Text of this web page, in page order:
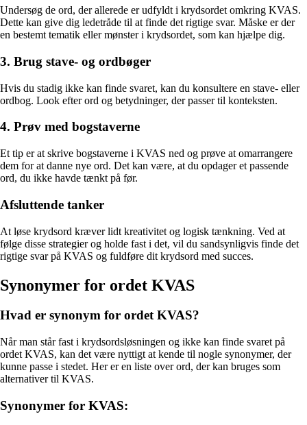
Undersøg de ord, der allerede er udfyldt i krydsordet omkring KVAS.
Dette kan give dig ledetråde til at finde det rigtige svar. Måske er der
en bestemt tematik eller mønster i krydsordet, som kan hjælpe dig.
3. Brug stave- og ordbøger
Hvis du stadig ikke kan finde svaret, kan du konsultere en stave- eller
ordbog. Look efter ord og betydninger, der passer til konteksten.
4. Prøv med bogstaverne
Et tip er at skrive bogstaverne i KVAS ned og prøve at omarrangere
dem for at danne nye ord. Det kan være, at du opdager et passende
ord, du ikke havde tænkt på før.
Afsluttende tanker
At løse krydsord kræver lidt kreativitet og logisk tænkning. Ved at
følge disse strategier og holde fast i det, vil du sandsynligvis finde det
rigtige svar på KVAS og fuldføre dit krydsord med succes.
Synonymer for ordet KVAS
Hvad er synonym for ordet KVAS?
Når man står fast i krydsordsløsningen og ikke kan finde svaret på
ordet KVAS, kan det være nyttigt at kende til nogle synonymer, der
kunne passe i stedet. Her er en liste over ord, der kan bruges som
alternativer til KVAS.
Synonymer for KVAS: